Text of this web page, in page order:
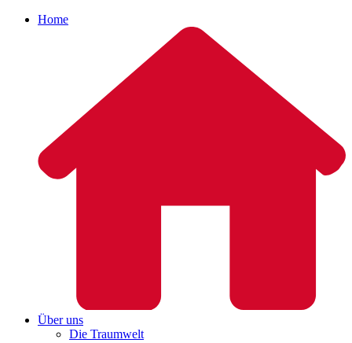
Home
Über uns
Die Traumwelt